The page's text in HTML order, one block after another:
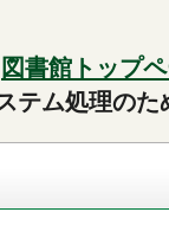
図書館トップ
テム処理の